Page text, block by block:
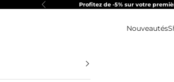
Précédent Profitez de -5% sur votre
Nouveautés